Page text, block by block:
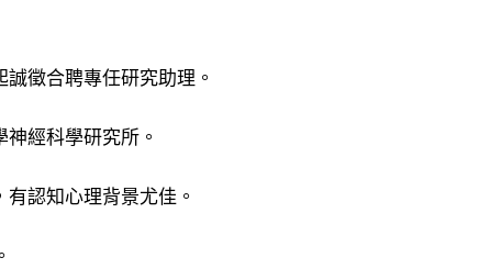
徵合聘專任研究助理。
經科學研究所。
認知心理背景尤佳。
。